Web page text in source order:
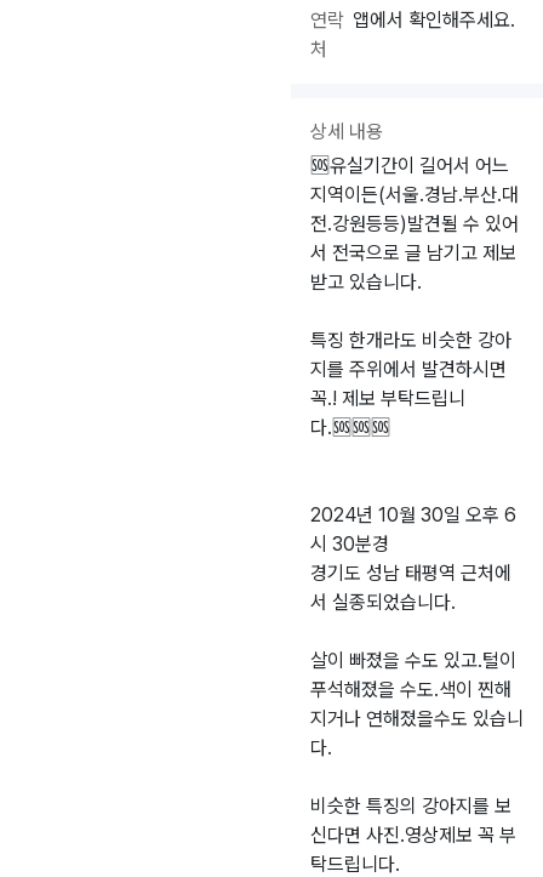
연락
처
앱에서 확인해주세요.
상세 내용
🆘️유실기간이 길어서 어느
지역이든(서울.경남.부산.대
전.강원등등)발견될 수 있어
서 전국으로 글 남기고 제보
받고 있습니다.
특징 한개라도 비슷한 강아
지를 주위에서 발견하시면
꼭.! 제보 부탁드립니
다.🆘️🆘️🆘️
2024년 10월 30일 오후 6
시 30분경
경기도 성남 태평역 근처에
서 실종되었습니다.
살이 빠졌을 수도 있고.털이
푸석해졌을 수도.색이 찐해
지거나 연해졌을수도 있습니
다.
비슷한 특징의 강아지를 보
신다면 사진.영상제보 꼭 부
탁드립니다.